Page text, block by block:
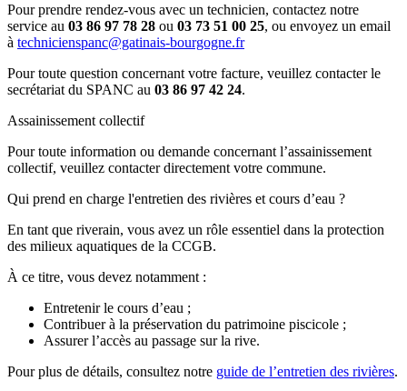
Pour prendre rendez-vous avec un technicien, contactez notre
service au 03 86 97 78 28 ou 03 73 51 00 25, ou envoyez un email
à technicienspanc@gatinais-bourgogne.fr
Pour toute question concernant votre facture, veuillez contacter le
secrétariat du SPANC au 03 86 97 42 24.
Assainissement collectif
Pour toute information ou demande concernant l’assainissement
collectif, veuillez contacter directement votre commune.
Qui prend en charge l'entretien des rivières et cours d’eau ?
En tant que riverain, vous avez un rôle essentiel dans la protection
des milieux aquatiques de la CCGB.
À ce titre, vous devez notamment :
Entretenir le cours d’eau ;
Contribuer à la préservation du patrimoine piscicole ;
Assurer l’accès au passage sur la rive.
Pour plus de détails, consultez notre guide de l’entretien des rivières.